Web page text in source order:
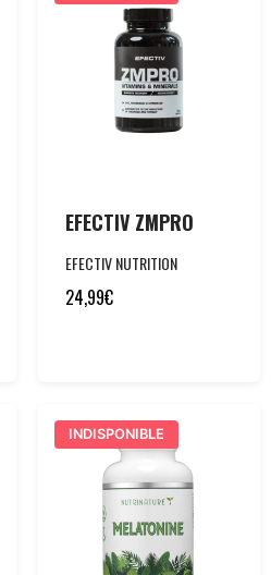
EFECTIV ZMPRO
EFECTIV NUTRITION
24,99€
INDISPONIBLE